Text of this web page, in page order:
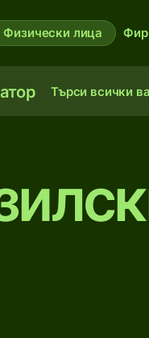
Физически лица
Търси всички